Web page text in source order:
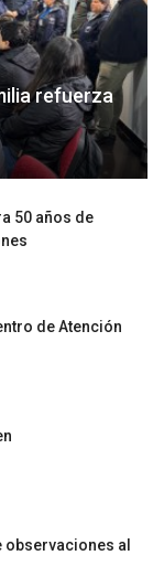
refuerza
50 años de
de Atención
observaciones al